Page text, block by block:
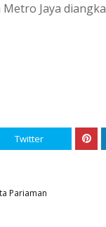
Jaya
Twitter
Pariaman